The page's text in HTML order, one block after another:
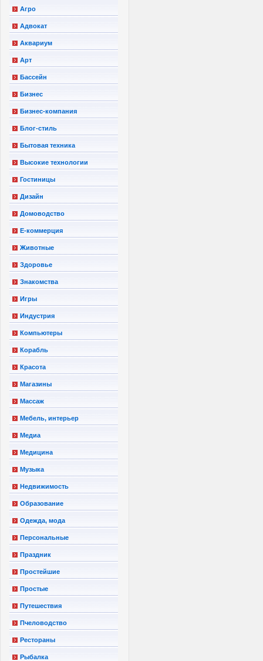
Агро
Адвокат
Аквариум
Арт
Бассейн
Бизнес
Бизнес-компания
Блог-стиль
Бытовая техника
Высокие технологии
Гостиницы
Дизайн
Домоводство
Е-коммерция
Животные
Здоровье
Знакомства
Игры
Индустрия
Компьютеры
Корабль
Красота
Магазины
Массаж
Мебель, интерьер
Медиа
Медицина
Музыка
Недвижимость
Образование
Одежда, мода
Персональные
Праздник
Простейшие
Простые
Путешествия
Пчеловодство
Рестораны
Рыбалка